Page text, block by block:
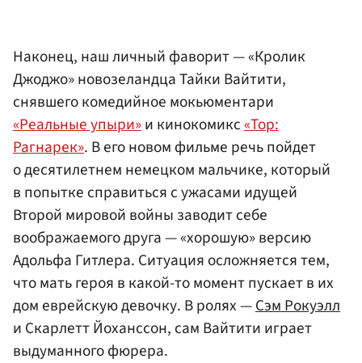
Наконец, наш личный фаворит — «Кролик
Джоджо» новозеландца Тайки Вайтити,
снявшего комедийное мокьюментари
«Реальные упыри»и кинокомикс«Тор:
Рагнарек». В его новом фильме речь пойдет
о десятилетнем немецком мальчике, который
в попытке справиться с ужасами идущей
Второй мировой войны заводит себе
воображаемого друга — «хорошую» версию
Адольфа Гитлера. Ситуация осложняется тем,
что мать героя в какой-то момент пускает в их
дом еврейскую девочку. В ролях —Сэм Рокуэлл
и Скарлетт Йоханссон, сам Вайтити играет
выдуманного фюрера.